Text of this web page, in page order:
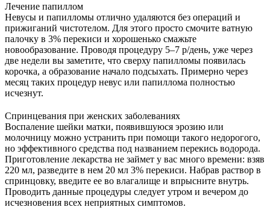
Лечение папиллом
Невусы и папилломы отлично удаляются без операций и
прижиганий чистотелом. Для этого просто смочите ватную
палочку в 3% перекиси и хорошенько смажьте
новообразование. Проводя процедуру 5–7 р/день, уже через
две недели вы заметите, что сверху папилломы появилась
корочка, а образование начало подсыхать. Примерно через
месяц таких процедур невус или папиллома полностью
исчезнут.
Спринцевания при женских заболеваниях
Воспаление шейки матки, появившуюся эрозию или
молочницу можно устранить при помощи такого недорогого,
но эффективного средства под названием перекись водорода.
Приготовление лекарства не займет у вас много времени: взяв
220 мл, разведите в нем 20 мл 3% перекиси. Набрав раствор в
спринцовку, введите ее во влагалище и впрысните внутрь.
Проводить данные процедуры следует утром и вечером до
исчезновения всех неприятных симптомов.